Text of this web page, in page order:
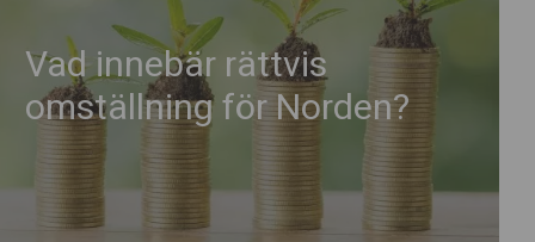
Vad innebär rättvis
omställning för Norden?